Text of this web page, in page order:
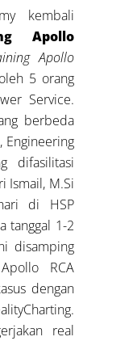
kembali
Apollo
Apollo
5 orang
Service.
berbeda
Engineering
difasilitasi
Ismail, M.Si
di HSP
tanggal 1-2
disamping
RCA
dengan
real